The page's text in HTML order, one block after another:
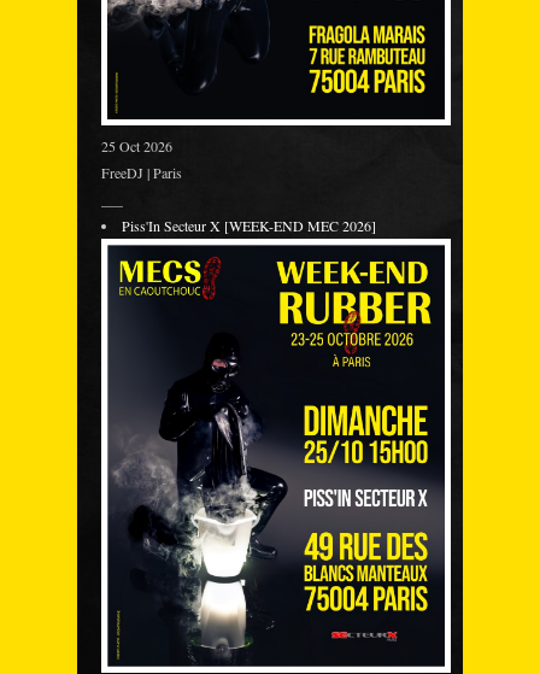
25 Oct 2026
FreeDJ | Paris
Piss'In Secteur X [WEEK-END MEC 2026]